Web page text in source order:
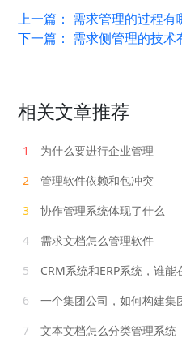
上一篇： 需求管理的过程有
下一篇： 需求侧管理的技术
相关文章推荐
1
为什么要进行企业管理
2
管理软件依赖和包冲突
3
协作管理系统体现了什么
4
需求文档怎么管理软件
5
CRM系统和ERP系统，谁
6
一个集团公司，如何构建集
7
文本文档怎么分类管理系统